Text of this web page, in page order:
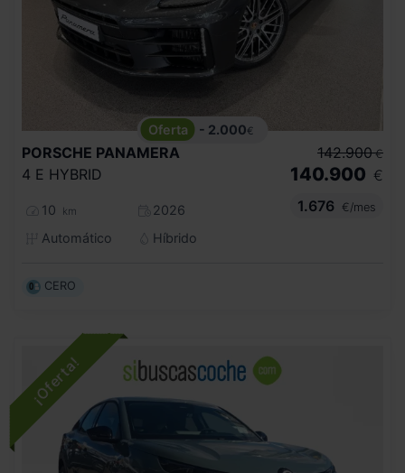
- 2.000€
PORSCHE PANAMERA
4 E HYBRID
10 km
2026
Automático
Híbrido
142.900 €
140.900 €
1.676
€/mes
CERO